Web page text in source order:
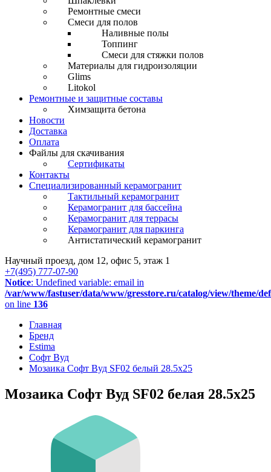
Ремонтные смеси
Смеси для полов
Наливные полы
Топпинг
Смеси для стяжки полов
Материалы для гидроизоляции
Glims
Litokol
Ремонтные и защитные составы
Химзащита бетона
Новости
Доставка
Оплата
Файлы для скачивания
Сертификаты
Контакты
Специализированный керамогранит
Тактильный керамогранит
Керамогранит для бассейна
Керамогранит для террасы
Керамогранит для паркинга
Антистатический керамогранит
Научный проезд, дом 12, офис 5, этаж 1
+7(495) 777-07-90
Notice: Undefined variable: email in
/var/www/fastuser/data/www/gresstore.ru/catalog/view/theme/
on line 136
Главная
Бренд
Estima
Софт Вуд
Мозаика Софт Вуд SF02 белый 28.5x25
Мозаика Софт Вуд SF02 белая 28.5x25